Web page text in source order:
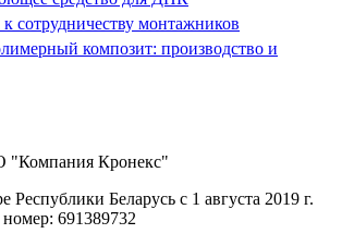
сотрудничеству монтажников
композит: производство и
"Компания Кронекс"
Республики Беларусь с 1 августа 2019 г.
691389732